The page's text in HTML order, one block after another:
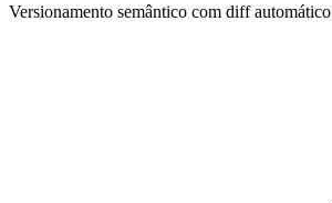
Versionamento semântico com diff automático